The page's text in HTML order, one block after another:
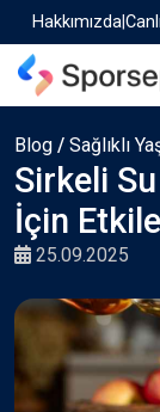
Hakkımızda
Blog / Sağlıklı
Sirkeli
İçin
25.09.2025